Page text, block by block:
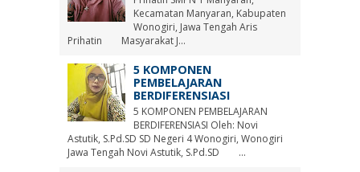
Kecamatan Manyaran, Kabupaten
Wonogiri, Jawa Tengah Aris
Prihatin Masyarakat J...
5 KOMPONEN
PEMBELAJARAN
BERDIFERENSIASI
5 KOMPONEN PEMBELAJARAN
BERDIFERENSIASI Oleh: Novi
Astutik, S.Pd.SD SD Negeri 4 Wonogiri, Wonogiri
Jawa Tengah Novi Astutik, S.Pd.SD ...